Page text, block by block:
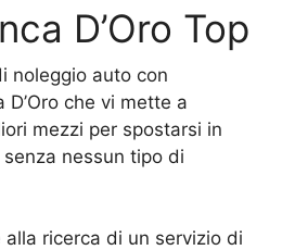
D’Oro Top
noleggio auto con
che vi mette a
mezzi per spostarsi in
nessun tipo di
alla ricerca di un servizio di